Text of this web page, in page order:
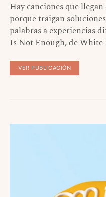
Hay canciones que
porque traigan
palabras a experiencias
Is Not Enough, de White
VER PUBLICACIÓN